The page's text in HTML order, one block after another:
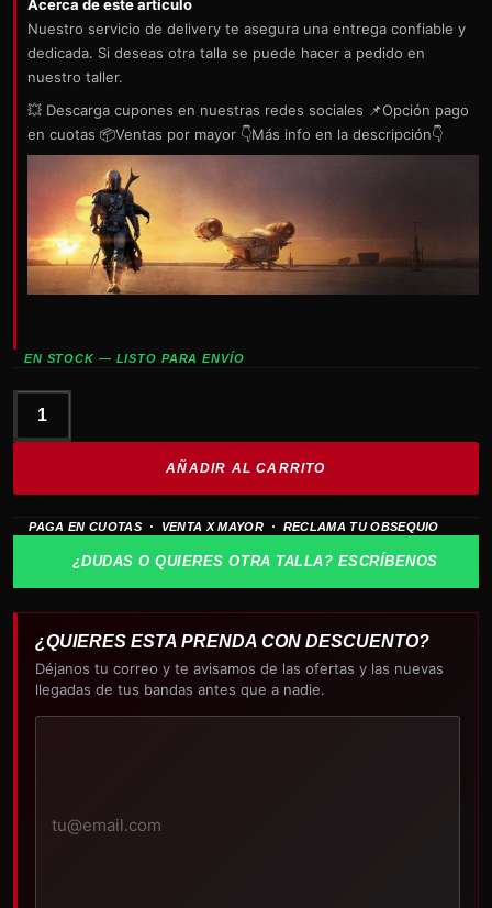
Acerca de este artículo
Nuestro servicio de delivery te asegura una entrega confiable y
dedicada. Si deseas otra talla se puede hacer a pedido en
nuestro taller.
💥 Descarga cupones en nuestras redes sociales 📌Opción pago
en cuotas 📦Ventas por mayor 👇Más info en la descripción👇
EN STOCK — LISTO PARA ENVÍO
Star
cantidad
AÑADIR AL CARRITO
PAGA EN CUOTAS · VENTA X MAYOR · RECLAMA TU OBSEQUIO
¿DUDAS O QUIERES OTRA TALLA? ESCRÍBENOS
¿QUIERES ESTA PRENDA CON DESCUENTO?
Déjanos tu correo y te avisamos de las ofertas y las nuevas
llegadas de tus bandas antes que a nadie.